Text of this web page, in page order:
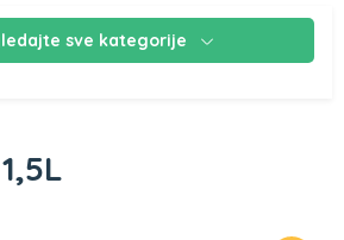
sve kategorije